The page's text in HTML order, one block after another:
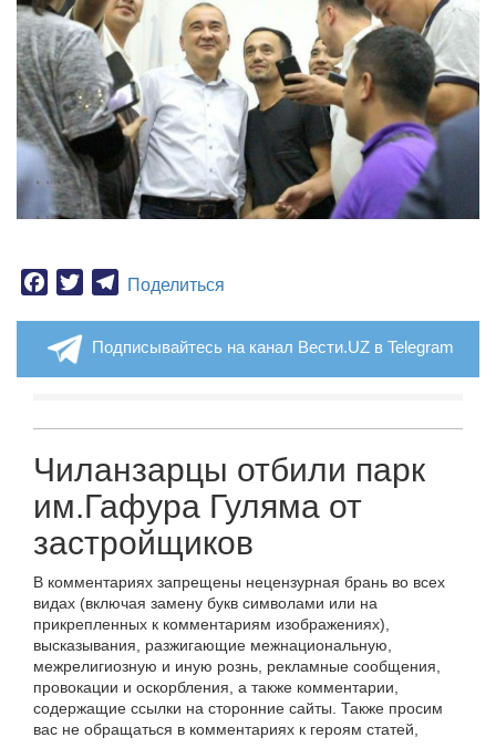
Facebook
TwitterTelegram
Поделиться
Подписывайтесь на канал Вести.UZ в Telegram
Чиланзарцы отбили парк
им.Гафура Гуляма от
застройщиков
В комментариях запрещены нецензурная брань во всех
видах (включая замену букв символами или на
прикрепленных к комментариям изображениях),
высказывания, разжигающие межнациональную,
межрелигиозную и иную рознь, рекламные сообщения,
провокации и оскорбления, а также комментарии,
содержащие ссылки на сторонние сайты. Также просим
вас не обращаться в комментариях к героям статей,